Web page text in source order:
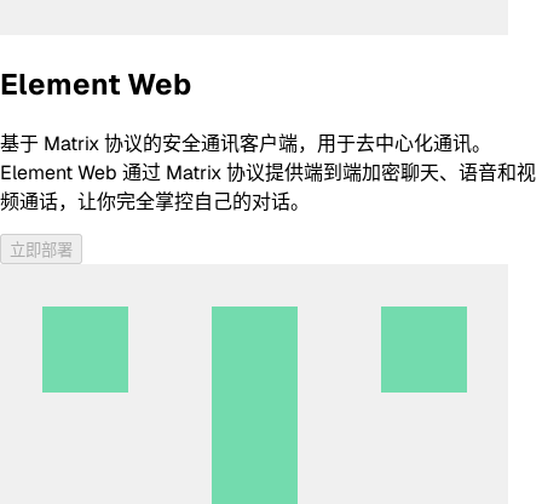
Element Web
基于 Matrix 协议的安全通讯客户端，用于去中心化通讯。
Element Web 通过 Matrix 协议提供端到端加密聊天、语音和视
频通话，让你完全掌控自己的对话。
立即部署